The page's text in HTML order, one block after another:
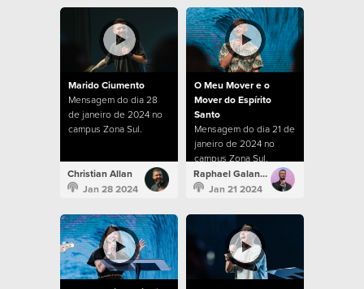
Marido Ciumento
Mensagem do dia 28
de janeiro de 2024 no
campus Zona Sul.
Christian Allan
Jan 28 2024
O Meu Mover e o
Mover do Espírito
Santo
Mensagem do dia 21 de
janeiro de 2024 no
campus Zona Sul.
Raphael Galante
Jan 21 2024